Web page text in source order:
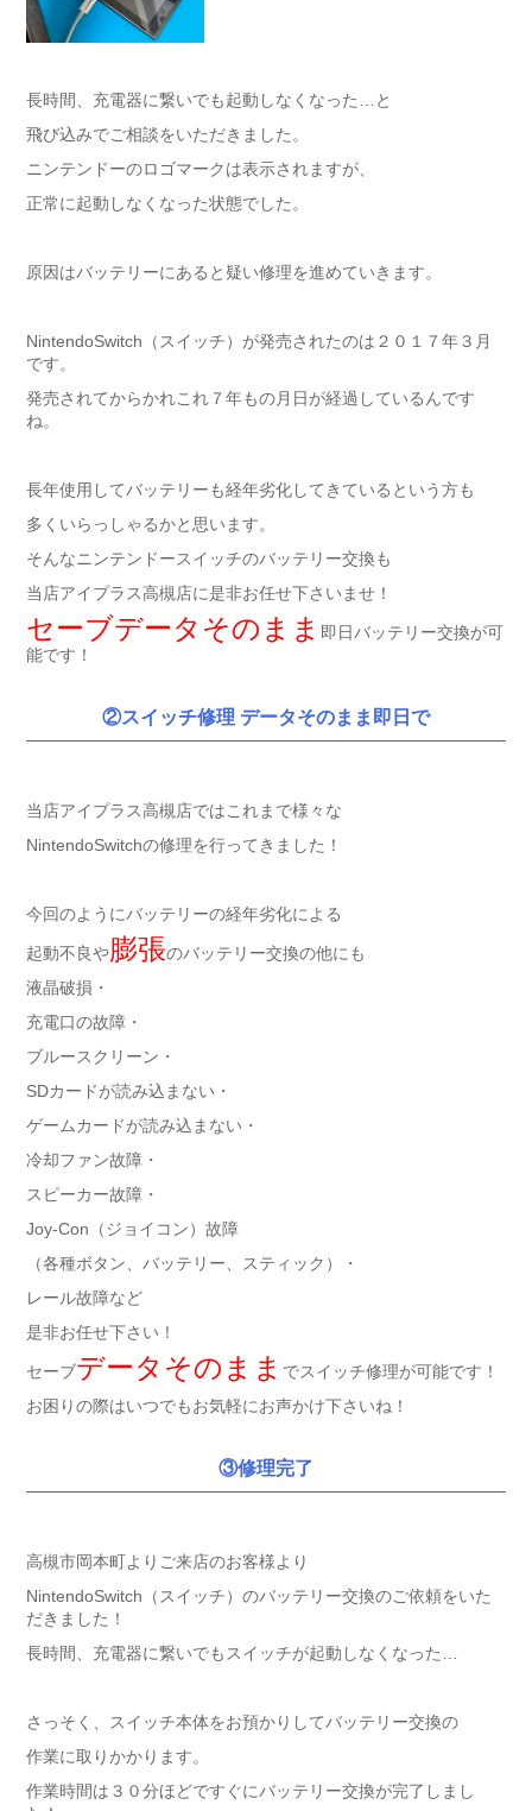
長時間、充電器に繋いでも起動しなくなった…と
飛び込みでご相談をいただきました。
ニンテンドーのロゴマークは表示されますが、
正常に起動しなくなった状態でした。
原因はバッテリーにあると疑い修理を進めていきます。
NintendoSwitch（スイッチ）が発売されたのは２０１７年３月
です。
発売されてからかれこれ７年もの月日が経過しているんです
ね。
長年使用してバッテリーも経年劣化してきているという方も
多くいらっしゃるかと思います。
そんなニンテンドースイッチのバッテリー交換も
当店アイプラス高槻店に是非お任せ下さいませ！
セーブデータそのまま 即日バッテリー交換が可
能です！
②スイッチ修理 データそのまま即日で
当店アイプラス高槻店ではこれまで様々な
NintendoSwitchの修理を行ってきました！
今回のようにバッテリーの経年劣化による
起動不良や膨張のバッテリー交換の他にも
液晶破損・
充電口の故障・
ブルースクリーン・
SDカードが読み込まない・
ゲームカードが読み込まない・
冷却ファン故障・
スピーカー故障・
Joy‐Con（ジョイコン）故障
（各種ボタン、バッテリー、スティック）・
レール故障など
是非お任せ下さい！
セーブデータそのまま でスイッチ修理が可能です！
お困りの際はいつでもお気軽にお声かけ下さいね！
③修理完了
高槻市岡本町よりご来店のお客様より
NintendoSwitch（スイッチ）のバッテリー交換のご依頼をいた
だきました！
長時間、充電器に繋いでもスイッチが起動しなくなった…
さっそく、スイッチ本体をお預かりしてバッテリー交換の
作業に取りかかります。
作業時間は３０分ほどですぐにバッテリー交換が完了しまし